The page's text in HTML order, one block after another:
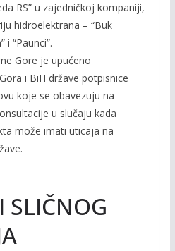
RS” u zajedničkoj kompaniji,
hidroelektrana – “Buk
i “Paunci”.
Gore je upućeno
i BiH države potpisnice
koje se obavezuju na
u slučaju kada
može imati uticaja na
SLIČNOG